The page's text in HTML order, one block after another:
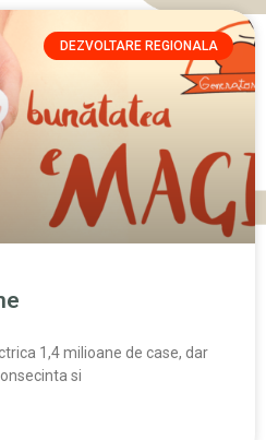
DEZVOLTARE REGIONALA
1,4 milioane de case, dar
si